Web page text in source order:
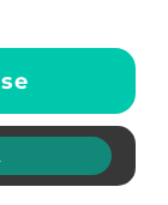
se